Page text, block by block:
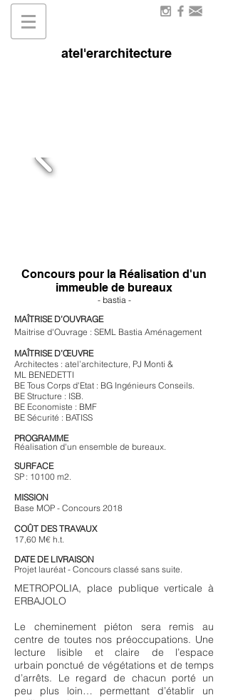
atel'erarchitecture
MAÎTRISE D’OUVRAGE
Maitrise d'Ouvrage : SEML Bastia Aménagement
MAÎTRISE D’ŒUVRE
Architectes : atel’architecture, PJ Monti &
ML BENEDETTI
BE Tous Corps d'Etat : BG Ingénieurs Conseils.
BE Structure : ISB.
BE Economiste : BMF
BE Sécurité : BATISS
PROGRAMME
Réalisation d'un ensemble de bureaux.
SURFACE
SP : 10100 m2.
MISSION
Base MOP - Concours 2018
COÛT DES TRAVAUX
17,60 M€ h.t.
DATE DE LIVRAISON
Projet lauréat - Concours classé sans suite.
METROPOLIA, place publique verticale à
ERBAJOLO
Le cheminement piéton sera remis au
centre de toutes nos préoccupations. Une
lecture lisible et claire de l’espace
urbain ponctué de végétations et de temps
d’arrêts. Le regard de chacun porté un
peu plus loin… permettant d’établir un
Concours pour la Réalisation d'un
immeuble de bureaux
- bastia -